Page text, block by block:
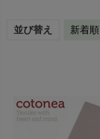
並び替え 新着順